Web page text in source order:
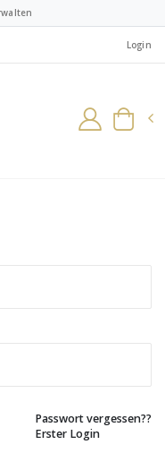
Login
Passwort vergessen??
Erster Login